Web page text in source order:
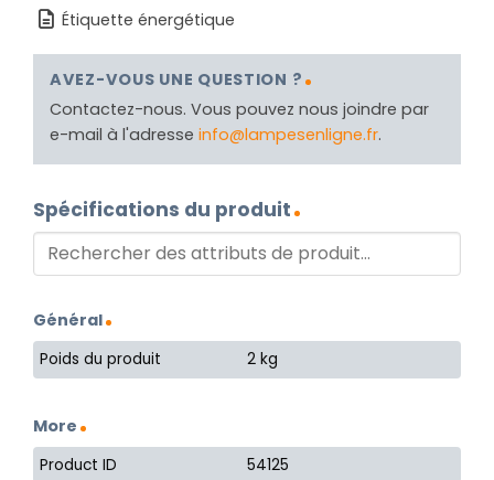
Étiquette énergétique
AVEZ-VOUS UNE QUESTION ?
Contactez-nous. Vous pouvez nous joindre par
e-mail à l'adresse info@lampesenligne.fr.
Spécifications du produit
Général
Poids du produit 2 kg
More
Product ID 54125